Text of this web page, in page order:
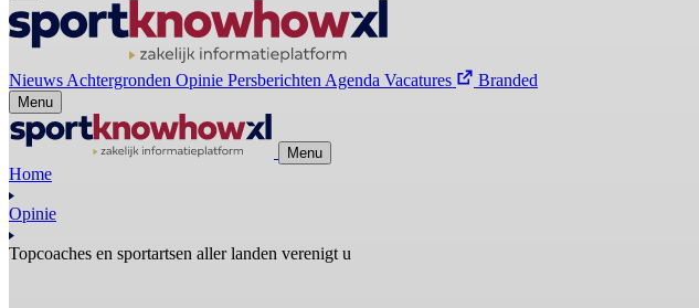
Nieuws Achtergronden Opinie Persberichten Agenda Vacatures Branded
Menu
Menu
Home
Opinie
Topcoaches en sportartsen aller landen verenigt u